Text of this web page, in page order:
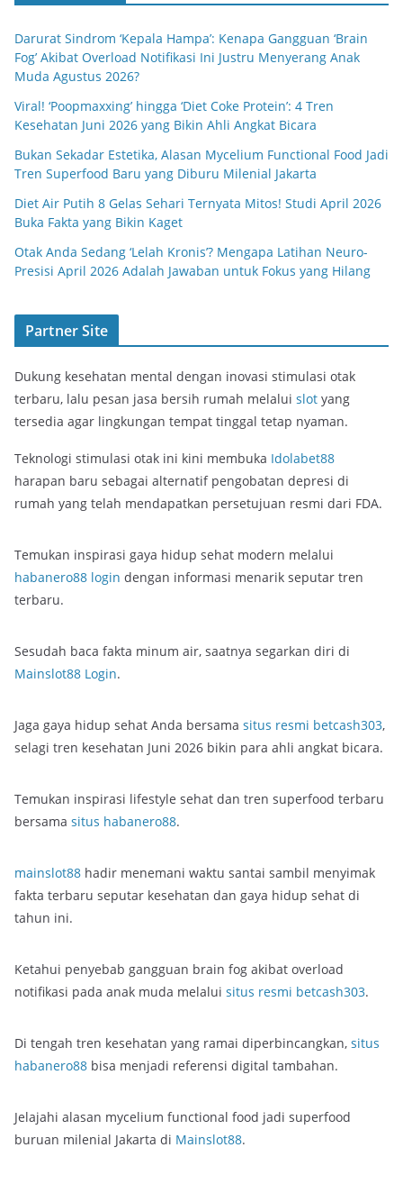
Darurat Sindrom ‘Kepala Hampa’: Kenapa Gangguan ‘Brain
Fog’ Akibat Overload Notifikasi Ini Justru Menyerang Anak
Muda Agustus 2026?
Viral! ‘Poopmaxxing’ hingga ‘Diet Coke Protein’: 4 Tren
Kesehatan Juni 2026 yang Bikin Ahli Angkat Bicara
Bukan Sekadar Estetika, Alasan Mycelium Functional Food Jadi
Tren Superfood Baru yang Diburu Milenial Jakarta
Diet Air Putih 8 Gelas Sehari Ternyata Mitos! Studi April 2026
Buka Fakta yang Bikin Kaget
Otak Anda Sedang ‘Lelah Kronis’? Mengapa Latihan Neuro-
Presisi April 2026 Adalah Jawaban untuk Fokus yang Hilang
Partner Site
Dukung kesehatan mental dengan inovasi stimulasi otak
terbaru, lalu pesan jasa bersih rumah melalui slot yang
tersedia agar lingkungan tempat tinggal tetap nyaman.
Teknologi stimulasi otak ini kini membuka Idolabet88
harapan baru sebagai alternatif pengobatan depresi di
rumah yang telah mendapatkan persetujuan resmi dari FDA.
Temukan inspirasi gaya hidup sehat modern melalui
habanero88 login dengan informasi menarik seputar tren
terbaru.
Sesudah baca fakta minum air, saatnya segarkan diri di
Mainslot88 Login.
Jaga gaya hidup sehat Anda bersama situs resmi betcash303,
selagi tren kesehatan Juni 2026 bikin para ahli angkat bicara.
Temukan inspirasi lifestyle sehat dan tren superfood terbaru
bersama situs habanero88.
mainslot88 hadir menemani waktu santai sambil menyimak
fakta terbaru seputar kesehatan dan gaya hidup sehat di
tahun ini.
Ketahui penyebab gangguan brain fog akibat overload
notifikasi pada anak muda melalui situs resmi betcash303.
Di tengah tren kesehatan yang ramai diperbincangkan, situs
habanero88 bisa menjadi referensi digital tambahan.
Jelajahi alasan mycelium functional food jadi superfood
buruan milenial Jakarta di Mainslot88.